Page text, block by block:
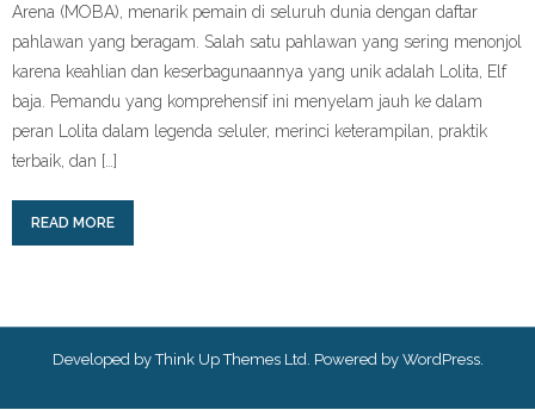
Arena (MOBA), menarik pemain di seluruh dunia dengan daftar
pahlawan yang beragam. Salah satu pahlawan yang sering menonjol
karena keahlian dan keserbagunaannya yang unik adalah Lolita, Elf
baja. Pemandu yang komprehensif ini menyelam jauh ke dalam
peran Lolita dalam legenda seluler, merinci keterampilan, praktik
terbaik, dan […]
READ MORE
Developed byThink Up Themes Ltd . Powered by WordPress.